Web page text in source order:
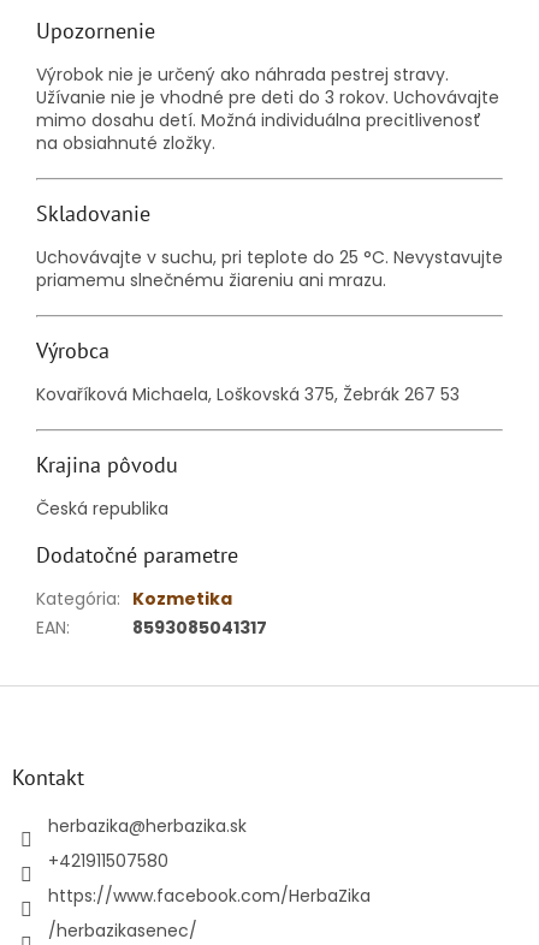
Upozornenie
Výrobok nie je určený ako náhrada pestrej stravy.
Užívanie nie je vhodné pre deti do 3 rokov. Uchovávajte
mimo dosahu detí. Možná individuálna precitlivenosť
na obsiahnuté zložky.
Skladovanie
Uchovávajte v suchu, pri teplote do 25 °C. Nevystavujte
priamemu slnečnému žiareniu ani mrazu.
Výrobca
Kovaříková Michaela, Loškovská 375, Žebrák 267 53
Krajina pôvodu
Česká republika
Dodatočné parametre
Kategória: Kozmetika
EAN: 8593085041317
Kontakt
herbazika@herbazika.sk
+421911507580
https://www.facebook.com/HerbaZika
/herbazikasenec/